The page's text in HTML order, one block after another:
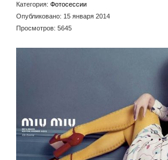
Категория: Фотосессии
Опубликовано: 15 января 2014
Просмотров: 5645